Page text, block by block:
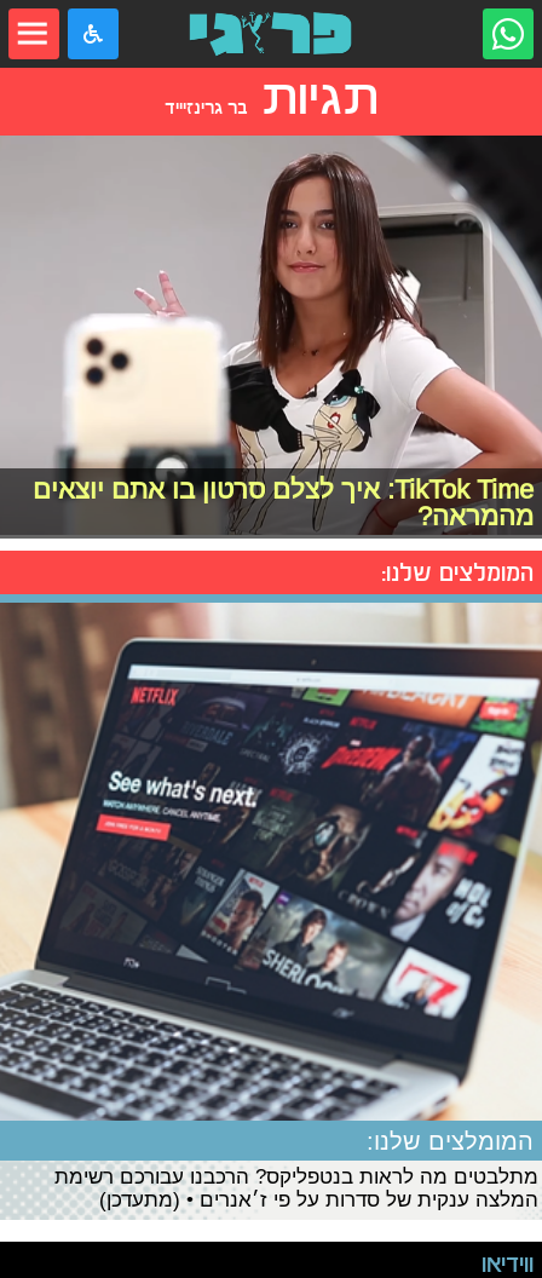
תגיות בר גרינזיייד
TikTok Time: איך לצלם סרטון בו אתם יוצאים
מהמראה?
המומלצים שלנו:
המומלצים שלנו:
מתלבטים מה לראות בנטפליקס? הרכבנו עבורכם רשימת
המלצה ענקית של סדרות על פי ז׳אנרים • (מתעדכן)
ווידיאו